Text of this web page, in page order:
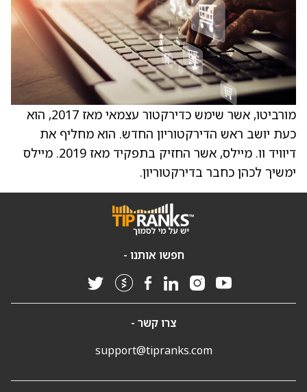
מורביטו, אשר שימש כדירקטור עצמאי מאז 2017, הוא
כעת יושב ראש הדירקטוריון החדש. הוא מחליף את
דיוויד וו. מיילס, אשר החזיק בתפקיד מאז 2019. מיילס
ימשיך לכהן כחבר בדירקטוריון.
חפשו אותנו -
צרו קשר -
support@tipranks.com